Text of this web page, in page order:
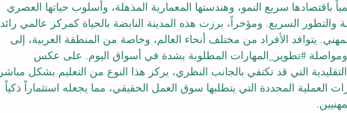
باقتصادها سريع النمو، وهندستها المعمارية المذهلة، وأسلوب حياتها العصري
والتطور السريع. ومؤخراً، برزت هذه المدينة النابضة بالحياة كمركز عالمي رائد
. يتوافد الأفراد من مختلف أنحاء العالم، وخاصة من المنطقة العربية، إلى
#تطوير_المهارات المطلوبة بشدة في أسواق اليوم. على عكس
التقليدية التي قد تكتفي بالجانب النظري، يركز هذا النوع من التعليم بشكل مباشر
العملية المحددة التي يتطلبها سوق العمل الحقيقي، مما يجعله استثماراً ذكياً